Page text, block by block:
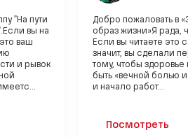
"На пути
вы на
ваш
и рывок
Добро пожаловать в
образ жизни»Я рада,
Если вы читаете
значит, вы сделали
тому, чтобы здоровье
быть «вечной болью
и начало работ...
Посмотреть